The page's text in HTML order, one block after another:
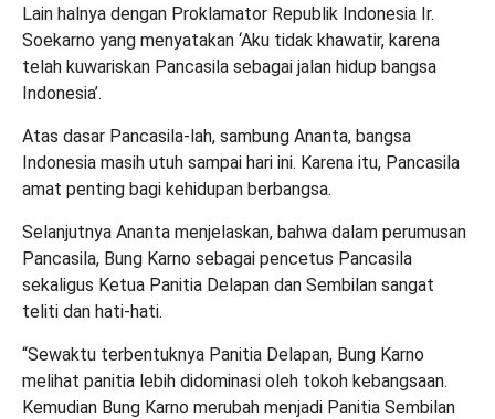
Lain halnya dengan Proklamator Republik Indonesia Ir.
Soekarno yang menyatakan ‘Aku tidak khawatir, karena
telah kuwariskan Pancasila sebagai jalan hidup bangsa
Indonesia’.
Atas dasar Pancasila-lah, sambung Ananta, bangsa
Indonesia masih utuh sampai hari ini. Karena itu, Pancasila
amat penting bagi kehidupan berbangsa.
Selanjutnya Ananta menjelaskan, bahwa dalam perumusan
Pancasila, Bung Karno sebagai pencetus Pancasila
sekaligus Ketua Panitia Delapan dan Sembilan sangat
teliti dan hati-hati.
“Sewaktu terbentuknya Panitia Delapan, Bung Karno
melihat panitia lebih didominasi oleh tokoh kebangsaan.
Kemudian Bung Karno merubah menjadi Panitia Sembilan